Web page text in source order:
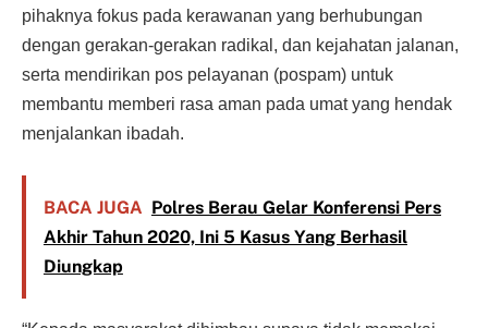
pihaknya fokus pada kerawanan yang berhubungan
dengan gerakan-gerakan radikal, dan kejahatan jalanan,
serta mendirikan pos pelayanan (pospam) untuk
membantu memberi rasa aman pada umat yang hendak
menjalankan ibadah.
BACA JUGA Polres Berau Gelar Konferensi Pers
Akhir Tahun 2020, Ini 5 Kasus Yang Berhasil
Diungkap